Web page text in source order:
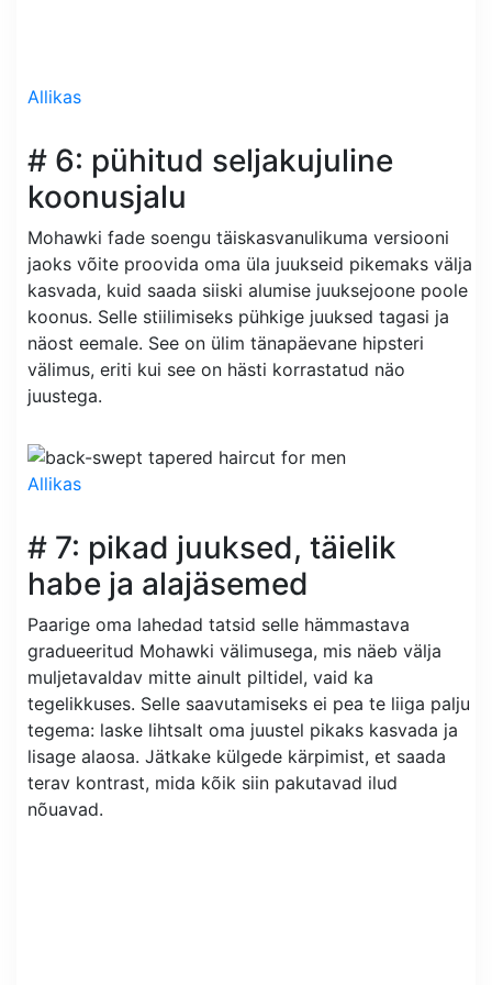
Allikas
# 6: pühitud seljakujuline
koonusjalu
Mohawki fade soengu täiskasvanulikuma versiooni
jaoks võite proovida oma üla juukseid pikemaks välja
kasvada, kuid saada siiski alumise juuksejoone poole
koonus. Selle stiilimiseks pühkige juuksed tagasi ja
näost eemale. See on ülim tänapäevane hipsteri
välimus, eriti kui see on hästi korrastatud näo
juustega.
Allikas
# 7: pikad juuksed, täielik
habe ja alajäsemed
Paarige oma lahedad tatsid selle hämmastava
gradueeritud Mohawki välimusega, mis näeb välja
muljetavaldav mitte ainult piltidel, vaid ka
tegelikkuses. Selle saavutamiseks ei pea te liiga palju
tegema: laske lihtsalt oma juustel pikaks kasvada ja
lisage alaosa. Jätkake külgede kärpimist, et saada
terav kontrast, mida kõik siin pakutavad ilud
nõuavad.